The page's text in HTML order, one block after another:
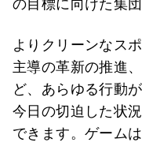
の目標に向けた集
よりクリーンなス
主導の革新の推進
ど、あらゆる行動
今日の切迫した状
できます。ゲーム